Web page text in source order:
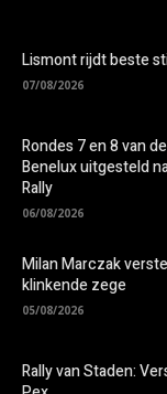
Lismont rijdt beste
07/08/2026
Rondes 7 en 8 van
Benelux uitgesteld
Rally
06/08/2026
Milan Marczak
klinkende zege
05/08/2026
Rally van Staden: